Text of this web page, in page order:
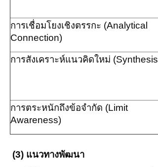
การเชื่อมโยงเชิงตรรกะ (Analytical
Connection)
การสังเคราะห์แนวคิดใหม่ (Synthesis
การตระหนักถึงข้อจำกัด (Limit
Awareness)
(3) แนวทางพัฒนา